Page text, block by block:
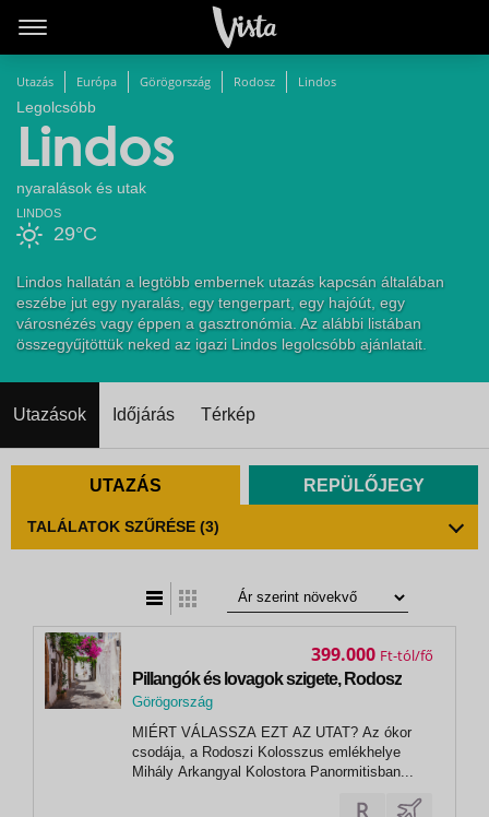
Utazás Európa Görögország Rodosz Lindos
Legolcsóbb
Lindos
nyaralások és utak
29°C
LINDOS
Lindos hallatán a legtöbb embernek utazás kapcsán általában
eszébe jut egy nyaralás, egy tengerpart, egy hajóút, egy
városnézés vagy éppen a gasztronómia. Az alábbi listában
összegyűjtöttük neked az igazi Lindos legolcsóbb ajánlatait.
Utazások Időjárás Térkép
UTAZÁS REPÜLŐJEGY
TALÁLATOK SZŰRÉSE (3)
Pillangók és lovagok szigete, Rodosz
Görögország
Lindos
MIÉRT VÁLASSZA EZT AZ UTAT? Az ókor
csodája, a Rodoszi Kolosszus emlékhelye
Mihály Arkangyal Kolostora Panormitisban...
399.000 Ft